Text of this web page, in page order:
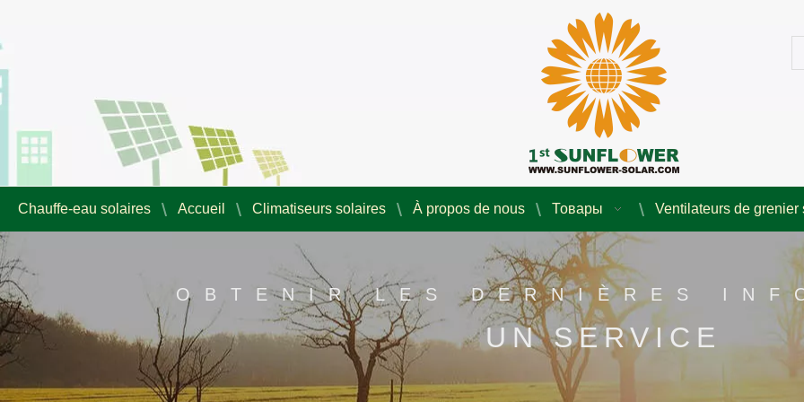
Chauffe-eau solaires Accueil Climatiseurs solaires À propos de nous Товары Ventilateurs de grenier
OBTENIR LES DERNIÈRES
UN SERVICE